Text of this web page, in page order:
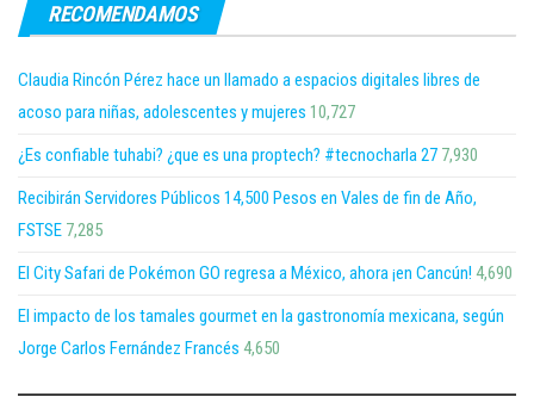
RECOMENDAMOS
Claudia Rincón Pérez hace un llamado a espacios digitales libres de
acoso para niñas, adolescentes y mujeres 10,727
¿Es confiable tuhabi? ¿que es una proptech? #tecnocharla 27 7,930
Recibirán Servidores Públicos 14,500 Pesos en Vales de fin de Año,
FSTSE 7,285
El City Safari de Pokémon GO regresa a México, ahora ¡en Cancún! 4,690
El impacto de los tamales gourmet en la gastronomía mexicana, según
Jorge Carlos Fernández Francés 4,650